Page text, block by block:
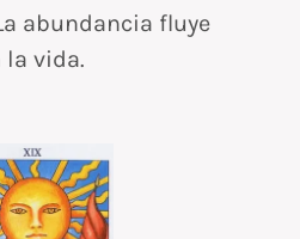
abundancia fluye
la vida.